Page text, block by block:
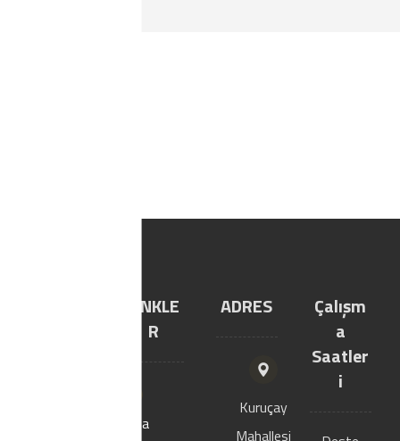
LİNKLE
R
Ana
ADRES
Kuruçay
Mahallesi
Çalışm
a
Saatler
i